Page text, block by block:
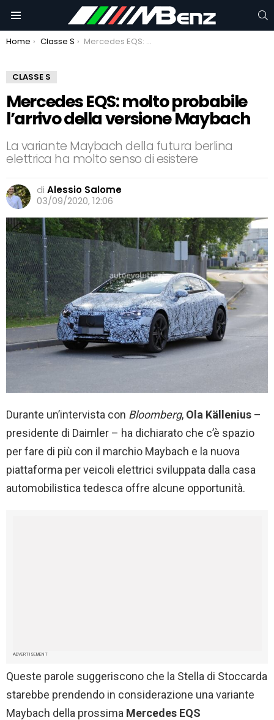
You are here:
Home Classe S Mercedes EQS: molto probabile l’arrivo della versione Maybach
CLASSE S
Mercedes EQS: molto probabile
l’arrivo della versione Maybach
La variante Maybach della futura berlina
elettrica ha molto senso di esistere
di Alessio Salome
03/09/2020, 12:06
Durante un’intervista con Bloomberg, Ola Källenius –
presidente di Daimler – ha dichiarato che c’è spazio
per fare di più con il marchio Maybach e la nuova
piattaforma per veicoli elettrici sviluppata dalla casa
automobilistica tedesca offre alcune opportunità.
ADVERTISEMENT
Queste parole suggeriscono che la Stella di Stoccarda
starebbe prendendo in considerazione una variante
Maybach della prossima Mercedes EQS